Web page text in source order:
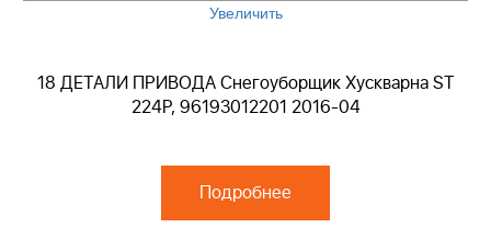
Увеличить
18 ДЕТАЛИ ПРИВОДА Снегоуборщик Хускварна ST
224P, 96193012201 2016-04
Подробнее